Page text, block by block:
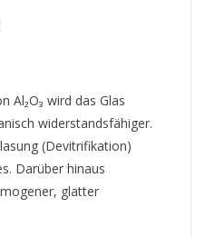
Al₂O₃ wird das Glas
widerstandsfähiger.
(Devitrifikation)
Darüber hinaus
glatter